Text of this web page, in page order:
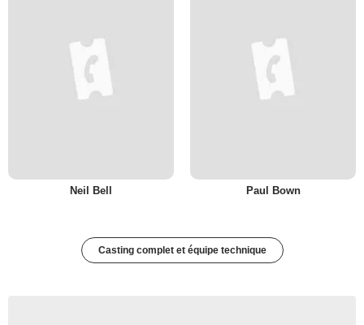
Neil Bell Paul Bown
Casting complet et équipe technique